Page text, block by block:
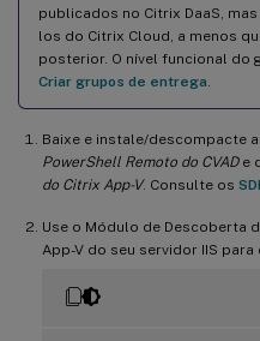
publicados no Citrix DaaS,
los do Citrix Cloud, a menos
posterior. O nível funcional do
Criar grupos de entrega
Baixe e instale/descompacte
PowerShell Remoto do CVADe
do Citrix App-V. Consulte os
Use o Módulo de Descoberta
App-V do seu servidor IIS